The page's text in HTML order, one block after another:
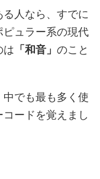
人なら、すでに
ュラー系の現代
は 「和音」 のこと
中でも最も多く使
ードを覚えまし